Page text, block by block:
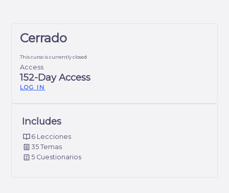
Cerrado
This curso is currently closed
Access
152-Day Access
LOG IN
Includes
6 Lecciones
35 Temas
5 Cuestionarios